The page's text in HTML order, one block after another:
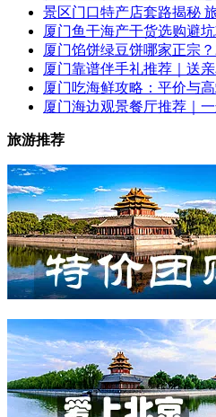
景区门口特产店套路揭秘
厦门鱼干海产干货选购避
厦门馅饼绿豆饼哪家正宗
厦门靠谱伴手礼推荐｜送
厦门吃海鲜攻略：平价与
厦门海边观景餐厅推荐｜
旅游推荐